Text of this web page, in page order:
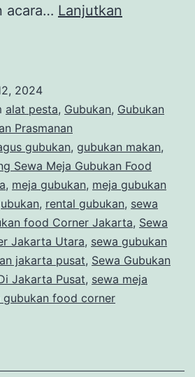
acara… Lanjutkan
2024
alat pesta, Gubukan, Gubukan
Prasmanan
gubukan, gubukan makan,
Sewa Meja Gubukan Food
, meja gubukan, meja gubukan
, rental gubukan, sewa
food Corner Jakarta, Sewa
Jakarta Utara, sewa gubukan
jakarta pusat, Sewa Gubukan
Jakarta Pusat, sewa meja
gubukan food corner